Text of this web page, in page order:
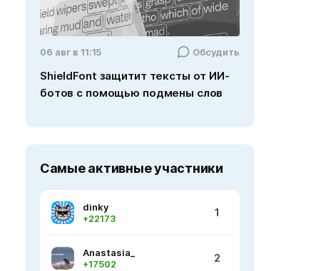
06 авг в 11:15 Обсудить
ShieldFont защитит тексты от ИИ-
ботов с помощью подмены слов
Самые активные участники
dinky
+22173
1
Anastasia_
+17502
2